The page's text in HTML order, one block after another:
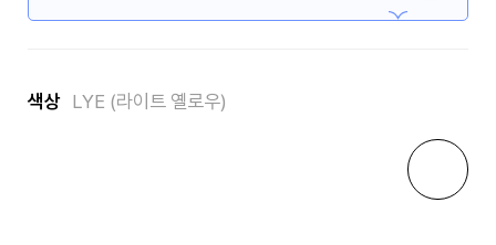
색상 LYE (라이트 옐로우)